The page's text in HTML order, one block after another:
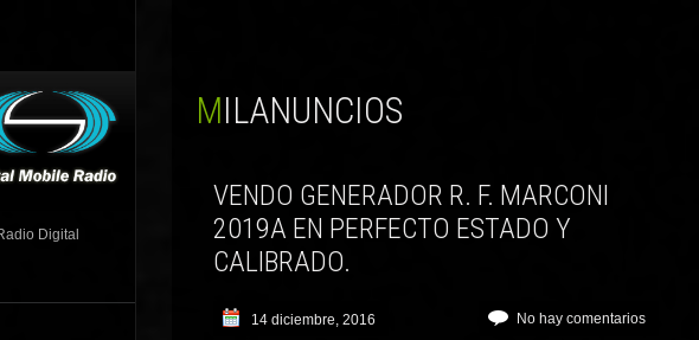
Digital
MILANUNCIOS
VENDO GENERADOR R. F. MARCONI
2019A EN PERFECTO ESTADO Y
CALIBRADO.
14 diciembre, 2016 No hay comentarios